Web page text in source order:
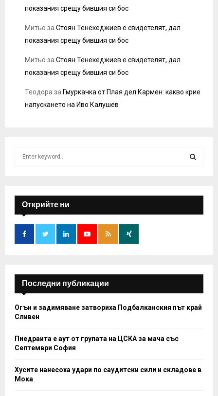
показания срещу бившия си бос
Митьо за Стоян Тенекеджиев е свидетелят, дал
показания срещу бившия си бос
Митьо за Стоян Тенекеджиев е свидетелят, дал
показания срещу бившия си бос
Теодора за Гмуркачка от Плая дел Кармен: какво крие
напускането на Иво Калушев
f
o
:
E
A
H
Открийте ни
Последни публикации
Огън и задимяване затвориха Подбалканския път край
Сливен
Пиедраита е аут от групата на ЦСКА за мача със
Септември София
Хусите нанесоха удари по саудитски сили и складове в
Мока